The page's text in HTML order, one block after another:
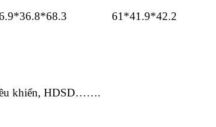
61*41.9*42.2
khiển, HDSD…….